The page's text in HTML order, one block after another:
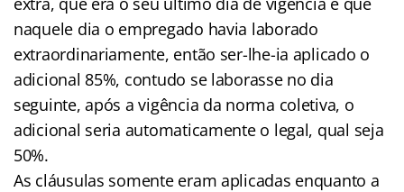
naquele dia o empregado havia laborado
extraordinariamente, então ser-lhe-ia aplicado o
adicional 85%, contudo se laborasse no dia
seguinte, após a vigência da norma coletiva, o
adicional seria automaticamente o legal, qual seja
50%.
As cláusulas somente eram aplicadas enquanto a